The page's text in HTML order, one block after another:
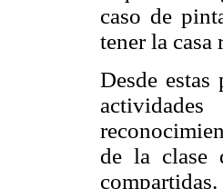
caso de
tener la
Desde
de la clase